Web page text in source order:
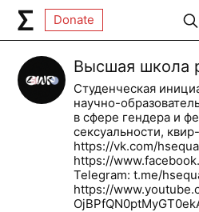
Donate
Высшая школа
Студенческая
научно-
в сфере гендера и
сексуальности,
https://vk.com/
https://
Telegram: t.me/
https://